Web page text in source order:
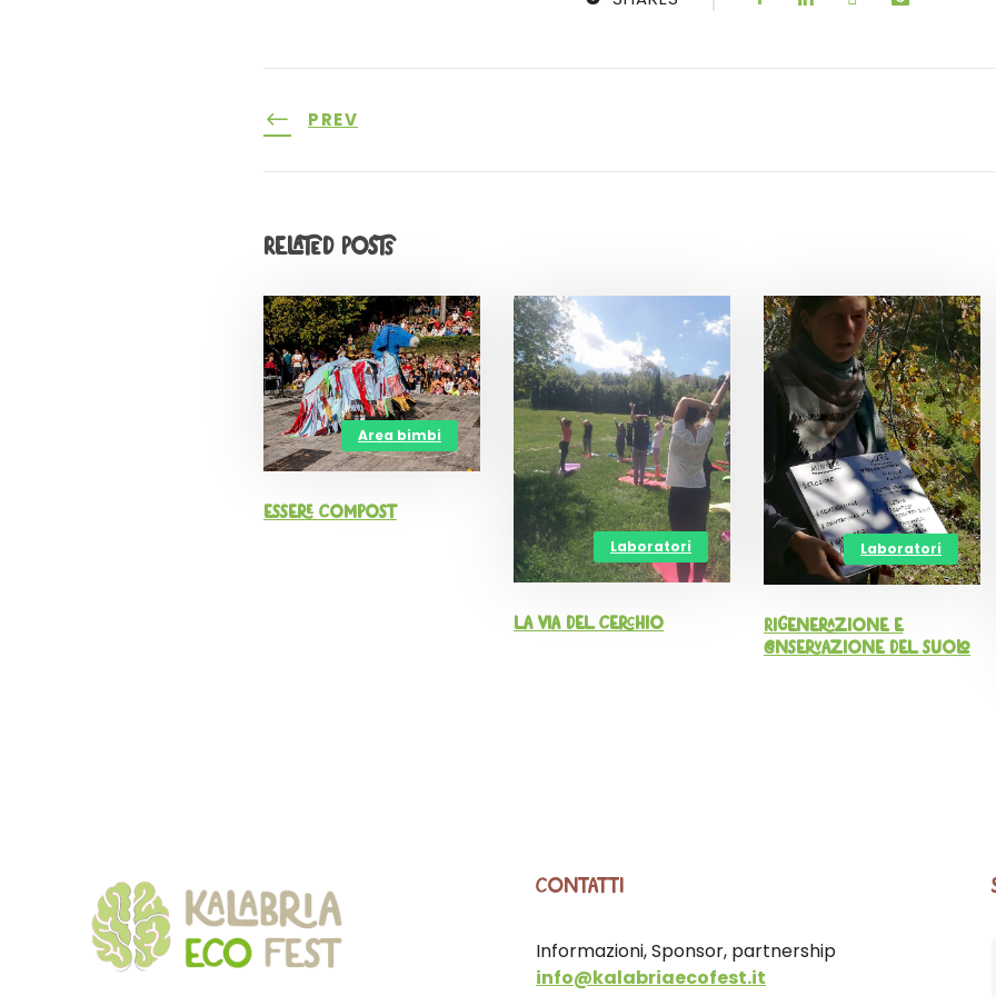
PREV
Related Posts
Area bimbi
Essere Compost
Laboratori
La via del cerchio
Laboratori
Rigenerazione e
conservazione del suolo
CONTATTI
Informazioni, Sponsor, partnership
info@kalabriaecofest.it